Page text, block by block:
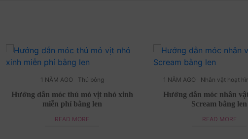
1 NĂM AGO Thú bông
Hướng dẫn móc thú mỏ vịt nhỏ xinh
miễn phí bằng len
READ MORE
1 NĂM AGO Nhân vật hoạt
Hướng dẫn móc nhân
Scream bằng len
READ MORE